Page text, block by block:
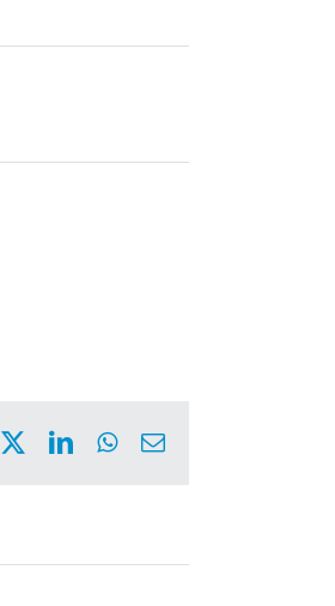
LinkedInWhatsApp
Correo